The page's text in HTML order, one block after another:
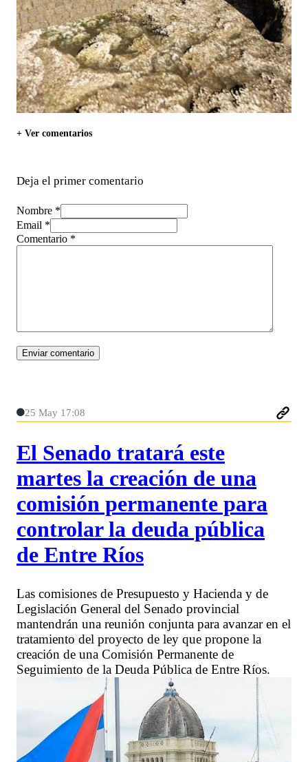
+ Ver comentarios
Deja el primer comentario
Nombre *
Email *
Comentario *
25 May 17:08
El Senado tratará este
martes la creación de una
comisión permanente para
controlar la deuda pública
de Entre Ríos
Las comisiones de Presupuesto y Hacienda y de
Legislación General del Senado provincial
mantendrán una reunión conjunta para avanzar en el
tratamiento del proyecto de ley que propone la
creación de una Comisión Permanente de
Seguimiento de la Deuda Pública de Entre Ríos.